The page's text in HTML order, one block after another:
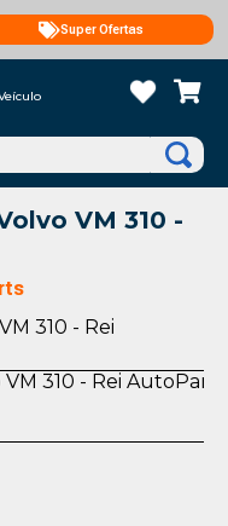
Super Ofertas
VM 310 -